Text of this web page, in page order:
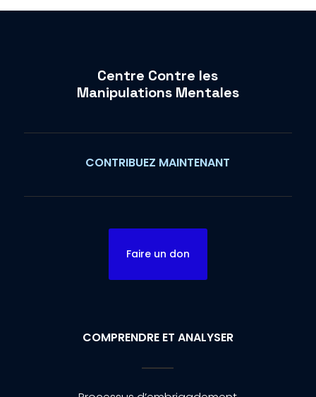
Centre Contre les
Manipulations Mentales
CONTRIBUEZ MAINTENANT
Faire un don
COMPRENDRE ET ANALYSER